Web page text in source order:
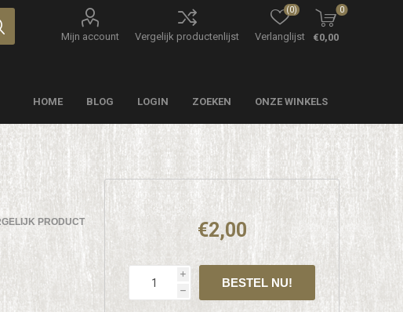
Mijn account Vergelijk productenlijst Verlanglijst
(0) 0
€0,00
HOME BLOG LOGIN ZOEKEN ONZE WINKELS
PRODUCT €2,00
i
h